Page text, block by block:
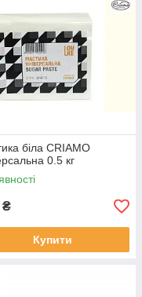
створювати
Володіє високою
представлена в
рожевий,
білий, чорний,
біла CRIAMO
0.5 кг
₴
Купити